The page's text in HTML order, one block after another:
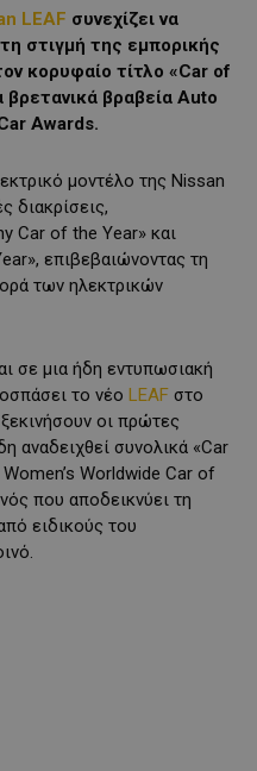
LEAF συνεχίζει να
στιγμή της εμπορικής
κορυφαίο τίτλο «Car of
βραβεία Auto
Awards.
μοντέλο της Nissan
διακρίσεις,
Car of the Year» και
επιβεβαιώνοντας τη
των ηλεκτρικών
σε μια ήδη εντυπωσιακή
το νέο LEAF στο
οι πρώτες
αναδειχθεί συνολικά «Car
Worldwide Car of
που αποδεικνύει τη
ειδικούς του